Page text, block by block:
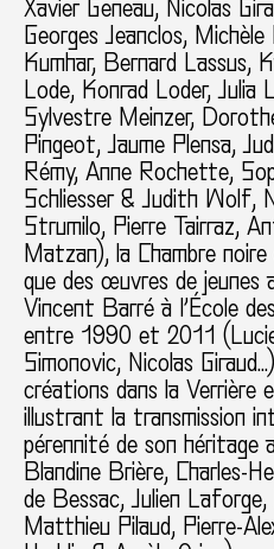
Xavier Geneau, Nicolas
Georges Jeanclos,
Kumhar, Bernard Lassus,
Lode, Konrad Loder, Julia
Sylvestre Meinzer,
Pingeot, Jaume Plensa,
Rémy, Anne Rochette,
Schliesser & Judith Wolf,
Strumilo, Pierre Tairraz,
Matzan), la Chambre
que des œuvres de
Vincent Barré à l’École
entre 1990 et 2011
Simonovic, Nicolas
créations dans la Verrière
illustrant la transmission
pérennité de son
Blandine Brière, Charles-
de Bessac, Julien
Matthieu Pilaud, Pierre-